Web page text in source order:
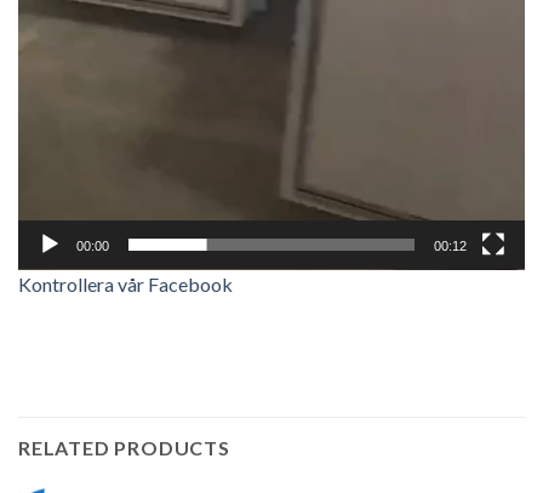
00:00 00:12
Kontrollera vår Facebook
RELATED PRODUCTS